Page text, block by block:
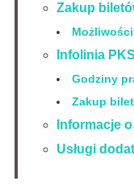
Zakup
Infolinia PKS
Godziny
Zakup
Informacje
Usługi